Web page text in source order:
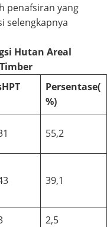
penafsiran yang
selengkapnya
Hutan Areal
HPT
Persentase(
%)
55,2
39,1
2,5